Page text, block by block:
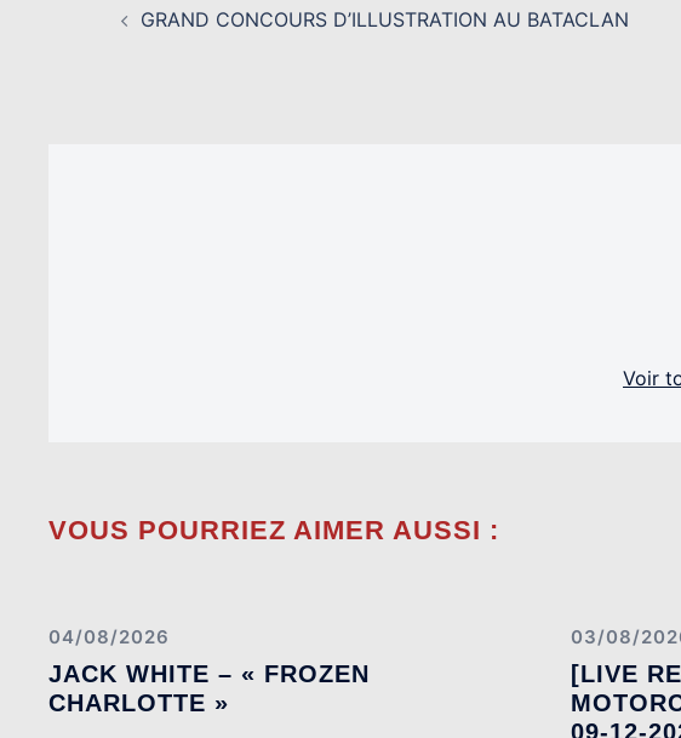
D’ARTICLE
GRAND CONCOURS D’ILLUSTRATION AU BATACLAN
Voir
VOUS POURRIEZ AIMER AUSSI :
04/08/2026
JACK WHITE – « FROZEN
CHARLOTTE »
03/08/
[LIVE
09-12-